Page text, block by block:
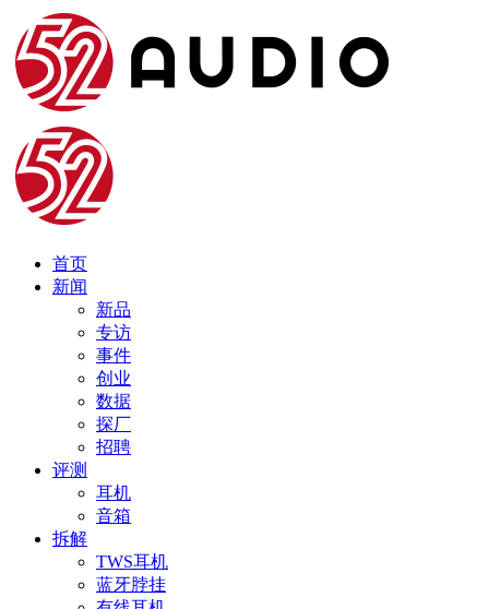
首页
新闻
新品
专访
事件
创业
数据
探厂
招聘
评测
耳机
音箱
拆解
TWS耳机
蓝牙脖挂